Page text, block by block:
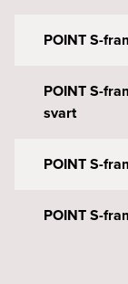
POINT S-
POINT S-
svart
POINT S-
POINT S-